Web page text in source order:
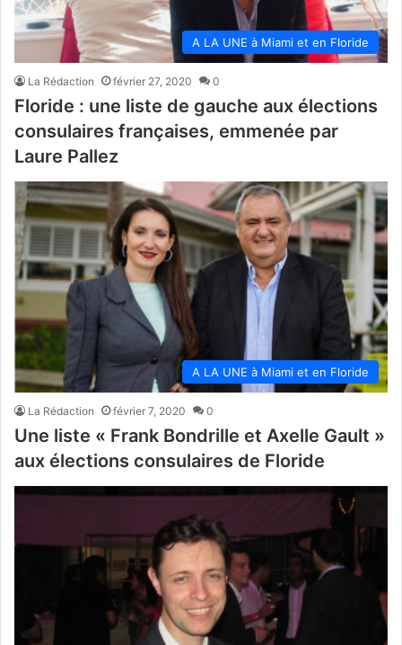
A LA UNE à Miami et en Floride
La Rédaction février 27, 2020 0
Floride : une liste de gauche aux élections
consulaires françaises, emmenée par
Laure Pallez
A LA UNE à Miami et en Floride
La Rédaction février 7, 2020 0
Une liste « Frank Bondrille et Axelle Gault »
aux élections consulaires de Floride